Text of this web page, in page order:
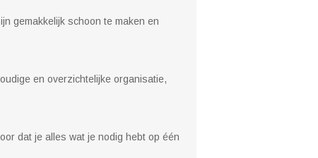
gemakkelijk schoon te maken en
en overzichtelijke organisatie,
dat je alles wat je nodig hebt op één